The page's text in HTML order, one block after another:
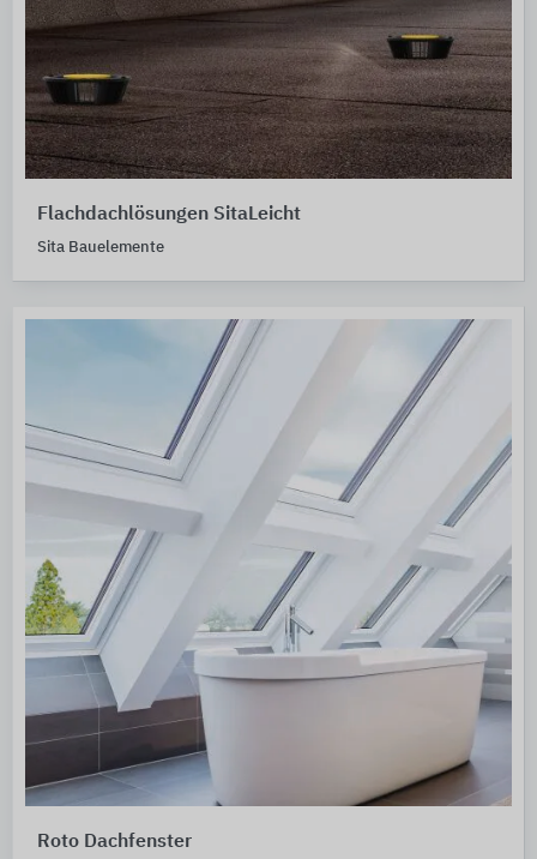
Flachdachlösungen SitaLeicht
Sita Bauelemente
Roto Dachfenster